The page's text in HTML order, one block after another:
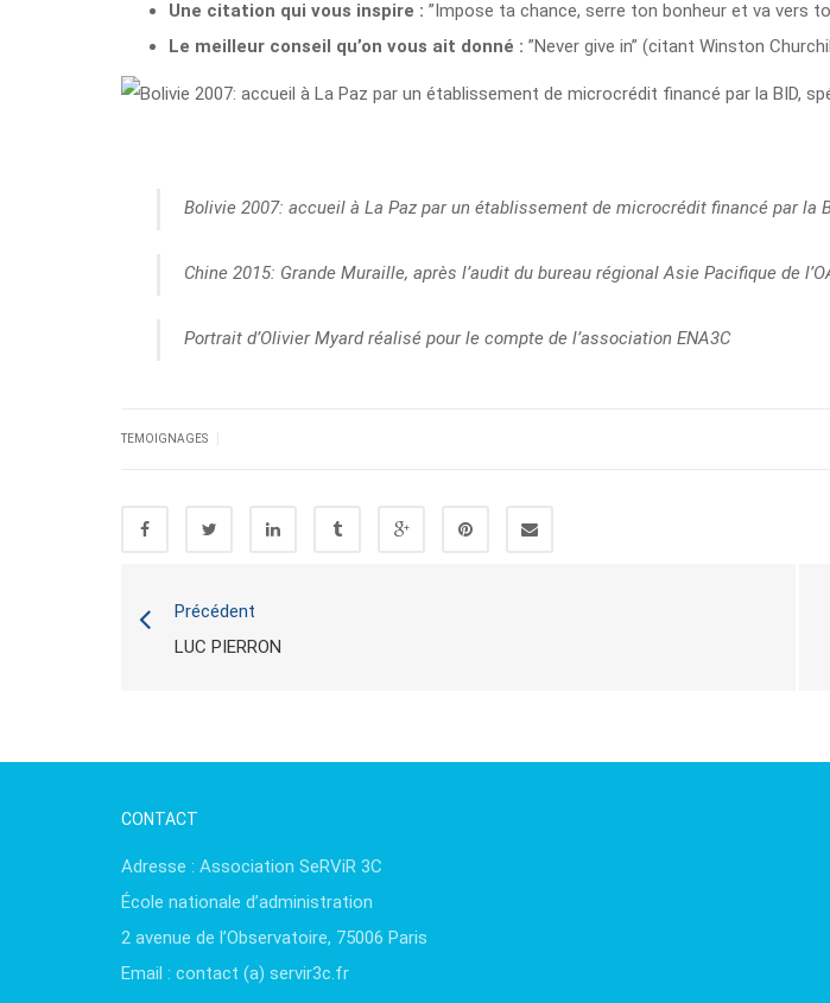
Une citation qui vous inspire : ”Impose ta chance, serre ton bonheur et va vers
Le meilleur conseil qu’on vous ait donné : ”Never give in” (citant Winston
Bolivie 2007: accueil à La Paz par un établissement de microcrédit financé par la
Chine 2015: Grande Muraille, après l’audit du bureau régional Asie Pacifique de
Portrait d’Olivier Myard réalisé pour le compte de l’association ENA3C
TEMOIGNAGES
Précédent
LUC PIERRON
CONTACT
Adresse : Association SeRViR 3C
École nationale d’administration
2 avenue de l’Observatoire, 75006 Paris
Email : contact (a) servir3c.fr